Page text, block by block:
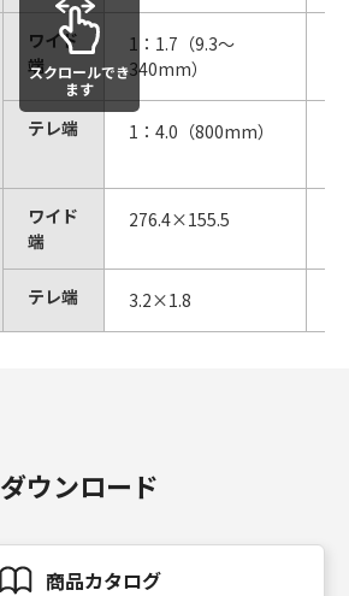
ワイド
端
1：1.7（9.3～
340mm）
テレ端 1：4.0（800mm）
ワイド
端
276.4×155.5
テレ端 3.2×1.8
スクロールでき
ます
ダウンロード
商品カタログ